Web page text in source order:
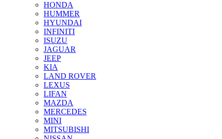
HONDA
HUMMER
HYUNDAI
INFINITI
ISUZU
JAGUAR
JEEP
KIA
LAND ROVER
LEXUS
LIFAN
MAZDA
MERCEDES
MINI
MITSUBISHI